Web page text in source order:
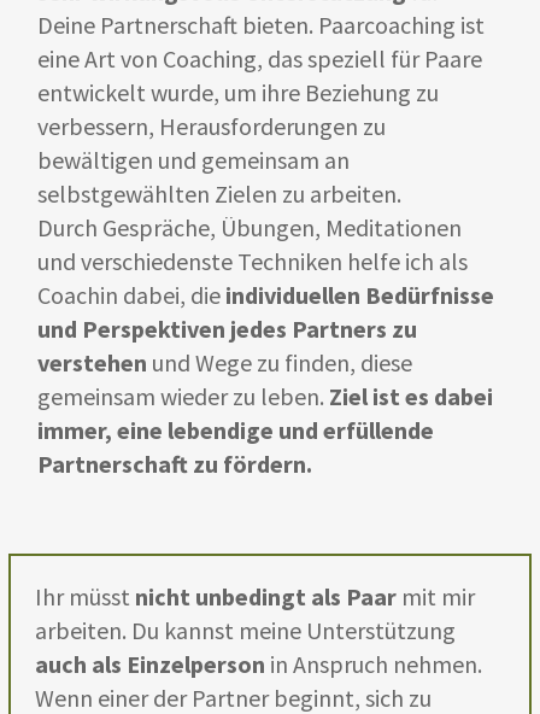
Deine Partnerschaft bieten. Paarcoaching ist
eine Art von Coaching, das speziell für Paare
entwickelt wurde, um ihre Beziehung zu
verbessern, Herausforderungen zu
bewältigen und gemeinsam an
selbstgewählten Zielen zu arbeiten.
Durch Gespräche, Übungen, Meditationen
und verschiedenste Techniken helfe ich als
Coachin dabei, die individuellen Bedürfnisse
und Perspektiven jedes Partners zu
verstehen und Wege zu finden, diese
gemeinsam wieder zu leben. Ziel ist es dabei
immer, eine lebendige und erfüllende
Partnerschaft zu fördern.
Ihr müsst nicht unbedingt als Paar mit mir
arbeiten. Du kannst meine Unterstützung
auch als Einzelperson in Anspruch nehmen.
Wenn einer der Partner beginnt, sich zu